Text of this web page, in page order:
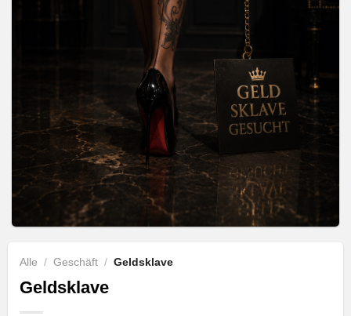
Alle / Geschäft / Geldsklave
Geldsklave